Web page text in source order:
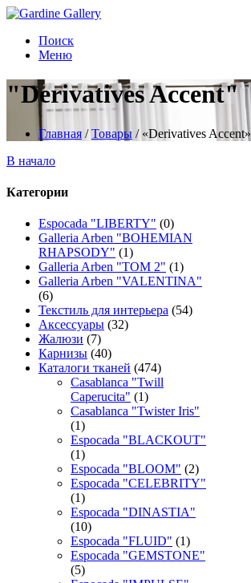
Поиск
Меню
"Derivatives Accent"
Главная /Товары / «Derivatives Accent»
В начало
Категории
Espocada "LIBERTY" (0)
Galleria Arben "BOHEMIAN
RHAPSODY" (1)
Galleria Arben "TOM 2" (1)
Galleria Arben "VALENTINA"
(6)
Текстиль для интерьера (54)
Аксессуары (32)
Жалюзи (7)
Карнизы (40)
Каталоги тканей (474)
Casablanca "Twill
Caperucita" (1)
Casablanca "Twister Iris"
(1)
Espocada "BLACKOUT"
(1)
Espocada "BLOOM" (2)
Espocada "CELEBRITY"
(1)
Espocada "DINASTIA"
(10)
Espocada "FLUID" (1)
Espocada "GEMSTONE"
(5)